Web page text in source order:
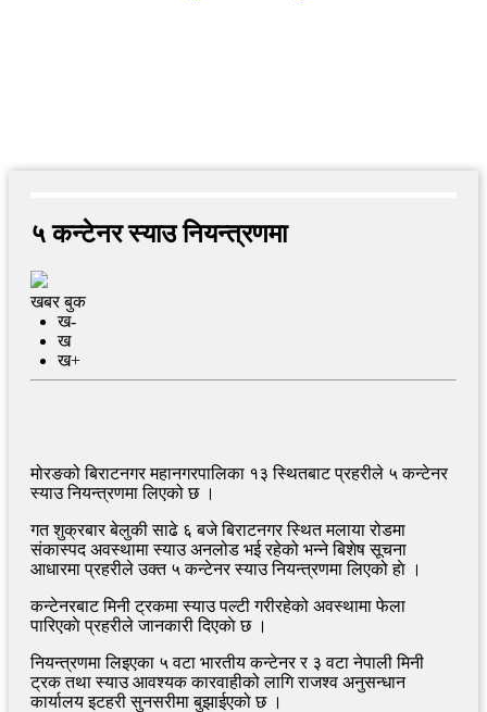
५ कन्टेनर स्याउ नियन्त्रणमा
खबर बुक
ख-
ख
ख+
मोरङको बिराटनगर महानगरपालिका १३ स्थितबाट प्रहरीले ५ कन्टेनर
स्याउ नियन्त्रणमा लिएको छ ।
गत शुक्रबार बेलुकी साढे ६ बजे बिराटनगर स्थित मलाया रोडमा
संकास्पद अवस्थामा स्याउ अनलोड भई रहेको भन्ने बिशेष सूचना
आधारमा प्रहरीले उक्त ५ कन्टेनर स्याउ नियन्त्रणमा लिएको हाे ।
कन्टेनरबाट मिनी ट्रकमा स्याउ पल्टी गरीरहेको अवस्थामा फेला
पारिएकाे प्रहरीले जानकारी दिएकाे छ ।
नियन्त्रणमा लिइएका ५ वटा भारतीय कन्टेनर र ३ वटा नेपाली मिनी
ट्रक तथा स्याउ आवश्यक कारवाहीको लागि राजश्व अनुसन्धान
कार्यालय इटहरी सुनसरीमा बुझाईएको छ ।